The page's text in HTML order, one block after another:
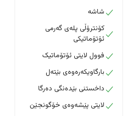
شاشە
کۆنترۆڵی پلەی گەرمی
ئۆتۆماتیکی
فوول لایتی ئۆتۆماتیک
بارگاویکەرەوەی بێتەل
داخستنى بێدەنگى دەرگا
لایتی پێشەوەی خۆگونجێن